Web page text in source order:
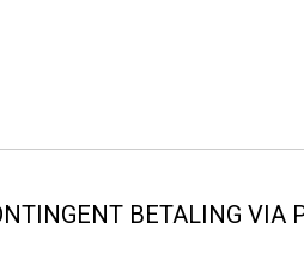
BETALING VIA